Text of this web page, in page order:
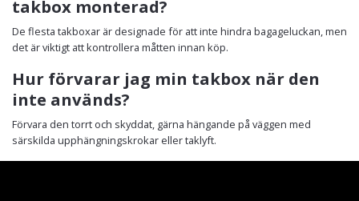
takbox monterad?
De flesta takboxar är designade för att inte hindra bagageluckan, men
det är viktigt att kontrollera måtten innan köp.
Hur förvarar jag min takbox när den
inte används?
Förvara den torrt och skyddat, gärna hängande på väggen med
särskilda upphängningskrokar eller taklyft.